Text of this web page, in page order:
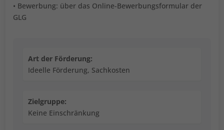
• Bewerbung: über das Online-Bewerbungsformular der
GLG
Art der Förderung:
Ideelle Förderung, Sachkosten
Zielgruppe:
Keine Einschränkung